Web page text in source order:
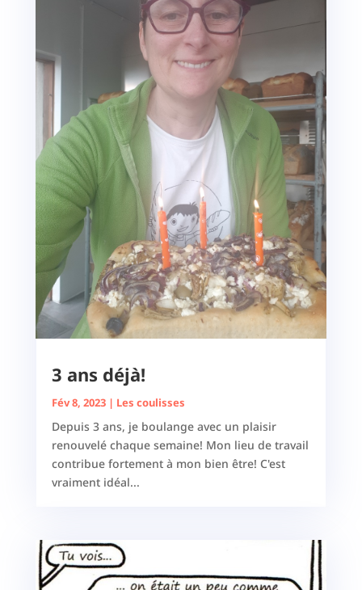
3 ans déjà!
Fév 8, 2023| Les coulisses
Depuis 3 ans, je boulange avec un plaisir
renouvelé chaque semaine! Mon lieu de travail
contribue fortement à mon bien être! C'est
vraiment idéal...